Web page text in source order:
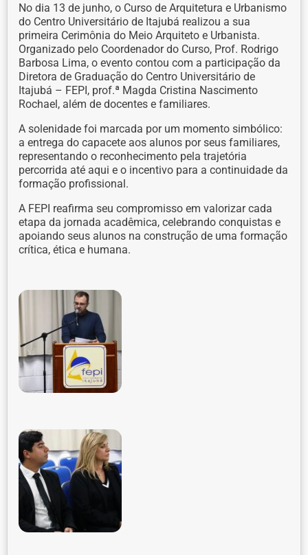
No dia 13 de junho, o Curso de Arquitetura e Urbanismo
do Centro Universitário de Itajubá realizou a sua
primeira Cerimônia do Meio Arquiteto e Urbanista.
Organizado pelo Coordenador do Curso, Prof. Rodrigo
Barbosa Lima, o evento contou com a participação da
Diretora de Graduação do Centro Universitário de
Itajubá – FEPI, prof.ª Magda Cristina Nascimento
Rochael, além de docentes e familiares.
A solenidade foi marcada por um momento simbólico:
a entrega do capacete aos alunos por seus familiares,
representando o reconhecimento pela trajetória
percorrida até aqui e o incentivo para a continuidade da
formação profissional.
A FEPI reafirma seu compromisso em valorizar cada
etapa da jornada acadêmica, celebrando conquistas e
apoiando seus alunos na construção de uma formação
crítica, ética e humana.